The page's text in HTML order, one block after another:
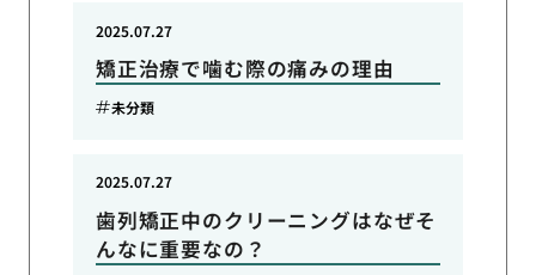
矯正治療で噛む際の痛みの理由
2025.07.27
未分類
歯列矯正中のクリーニングはなぜそ
んなに重要なの？
2025.07.27